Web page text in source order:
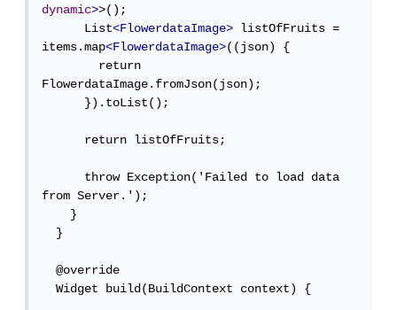
dynamic>>();
      List
<FlowerdataImage> listOfFruits =
items.map<FlowerdataImage>((json) {
        return
FlowerdataImage.fromJson(json);
      }).toList();
      return listOfFruits;
      throw Exception('Failed to load data
from Server.');
    }
  }
  @override
  Widget build(BuildContext context) {